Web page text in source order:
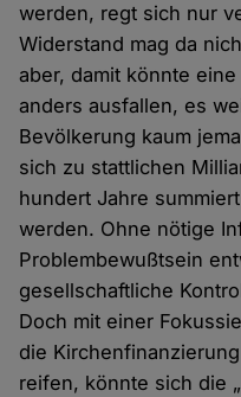
werden, regt sich nur
Widerstand mag da
aber, damit könnte
anders ausfallen, es
Bevölkerung kaum
sich zu stattlichen
hundert Jahre
werden. Ohne nötige
Problembewußtsein
gesellschaftliche
Doch mit einer
die
reifen, könnte sich die